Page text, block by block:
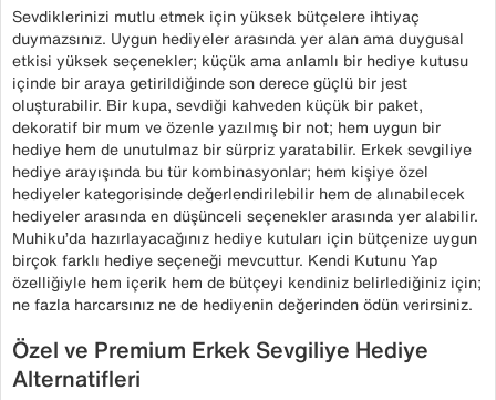
Sevdiklerinizi mutlu etmek için yüksek bütçelere ihtiyaç
duymazsınız. Uygun hediyeler arasında yer alan ama duygusal
etkisi yüksek seçenekler; küçük ama anlamlı bir hediye kutusu
içinde bir araya getirildiğinde son derece güçlü bir jest
oluşturabilir. Bir kupa, sevdiği kahveden küçük bir paket,
dekoratif bir mum ve özenle yazılmış bir not; hem uygun bir
hediye hem de unutulmaz bir sürpriz yaratabilir. Erkek sevgiliye
hediye arayışında bu tür kombinasyonlar; hem kişiye özel
hediyeler kategorisinde değerlendirilebilir hem de alınabilecek
hediyeler arasında en düşünceli seçenekler arasında yer alabilir.
Muhiku’da hazırlayacağınız hediye kutuları için bütçenize uygun
birçok farklı hediye seçeneği mevcuttur. Kendi Kutunu Yap
özelliğiyle hem içerik hem de bütçeyi kendiniz belirlediğiniz için;
ne fazla harcarsınız ne de hediyenin değerinden ödün verirsiniz.
Özel ve Premium Erkek Sevgiliye Hediye
Alternatifleri